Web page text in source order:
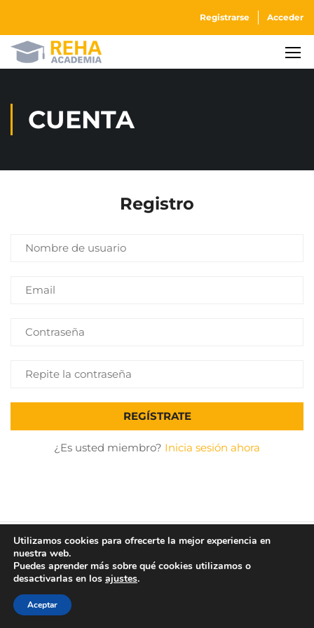
Registrarse Acceder
CUENTA
Registro
¿Es usted miembro? Inicia sesión ahora
Rehacademia funciona gracias aWordPress
Utilizamos cookies para ofrecerte la mejor experiencia en
nuestra web.
Puedes aprender más sobre qué cookies utilizamos o
desactivarlas en los ajustes.
Aceptar